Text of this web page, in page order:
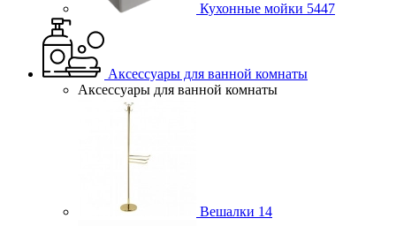
Кухонные мойки 5447
Аксессуары для ванной комнаты
Аксессуары для ванной комнаты
Вешалки 14